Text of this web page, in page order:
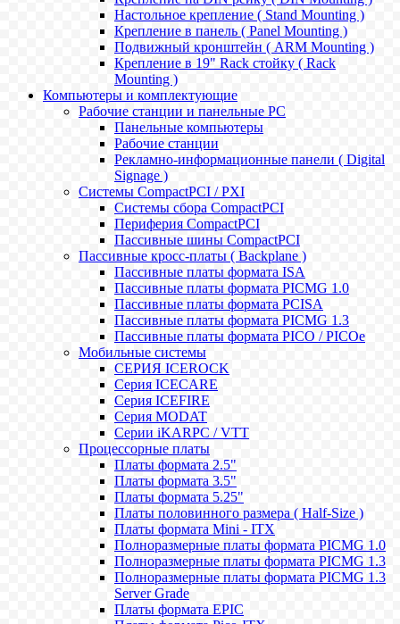
Настольное крепление ( Stand Mounting )
Крепление в панель ( Panel Mounting )
Подвижный кронштейн ( ARM Mounting )
Крепление в 19" Rack стойку ( Rack
Mounting )
Компьютеры и комплектующие
Рабочие станции и панельные РС
Панельные компьютеры
Рабочие станции
Рекламно-информационные панели ( Digital
Signage )
Системы CompactPCI / PXI
Системы сбора CompactPCI
Периферия CompactPCI
Пассивные шины CompactPCI
Пассивные кросс-платы ( Backplane )
Пассивные платы формата ISA
Пассивные платы формата PICMG 1.0
Пассивные платы формата PCISA
Пассивные платы формата PICMG 1.3
Пассивные платы формата PICO / PICOe
Мобильные системы
СЕРИЯ ICEROCK
Серия ICECARE
Серия ICEFIRE
Серия MODAT
Серии iKARPC / VTT
Процессорные платы
Платы формата 2.5"
Платы формата 3.5"
Платы формата 5.25"
Платы половинного размера ( Half-Size )
Платы формата Mini - ITX
Полноразмерные платы формата PICMG 1.0
Полноразмерные платы формата PICMG 1.3
Полноразмерные платы формата PICMG 1.3
Server Grade
Платы формата EPIC